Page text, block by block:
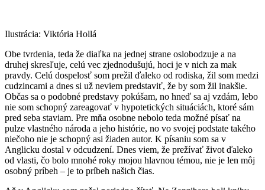
Ilustrácia: Viktória Hollá
Obe tvrdenia, teda že diaľka na jednej strane oslobodzuje a na
druhej skresľuje, celú vec zjednodušujú, hoci je v nich za mak
pravdy. Celú dospelosť som prežil ďaleko od rodiska, žil som medzi
cudzincami a dnes si už neviem predstaviť, že by som žil inakšie.
Občas sa o podobné predstavy pokúšam, no hneď sa aj vzdám, lebo
nie som schopný zareagovať v hypotetických situáciách, ktoré sám
pred seba staviam. Pre mňa osobne nebolo teda možné písať na
pulze vlastného národa a jeho histórie, no vo svojej podstate takého
niečoho nie je schopný asi žiaden autor. K písaniu som sa v
Anglicku dostal v odcudzení. Dnes viem, že prežívať život ďaleko
od vlasti, čo bolo mnohé roky mojou hlavnou témou, nie je len môj
osobný príbeh – je to príbeh našich čias.